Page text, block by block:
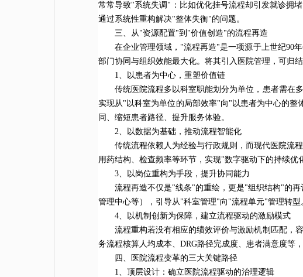
常常导致"系统失调"：比如优化挂号流程却引发就诊拥
通过系统性重构解决"整体失衡"的问题。
三、从"资源配置"到"价值创造"的流程再造
在企业管理领域，"流程再造"是一项源于上世纪90
部门协同与组织效能最大化。将其引入医院管理，可归
1、以患者为中心，重塑价值链
传统医院流程多以科室职能划分为单位，患者需在
实现从"以科室为单位的局部效率"向"以患者为中心的
同、缩短患者路径、提升服务体验。
2、以数据为基础，推动流程智能化
传统流程依赖人为经验与行政规则，而现代医院流
用药结构、检查频率等环节，实现"数字驱动下的持续优
3、以岗位重构为手段，提升协同能力
流程再造不仅是"线条"的重绘，更是"组织结构"的
管理中心等），引导从"科室管理"向"流程单元"管理转
4、以机制创新为保障，建立流程驱动的激励模式
流程重构若没有相应的绩效评价与激励机制匹配，
务流程核算人均成本、DRG路径完成度、患者满意度等
四、医院流程变革的三大关键路径
1、顶层设计：确立医院流程驱动的治理逻辑